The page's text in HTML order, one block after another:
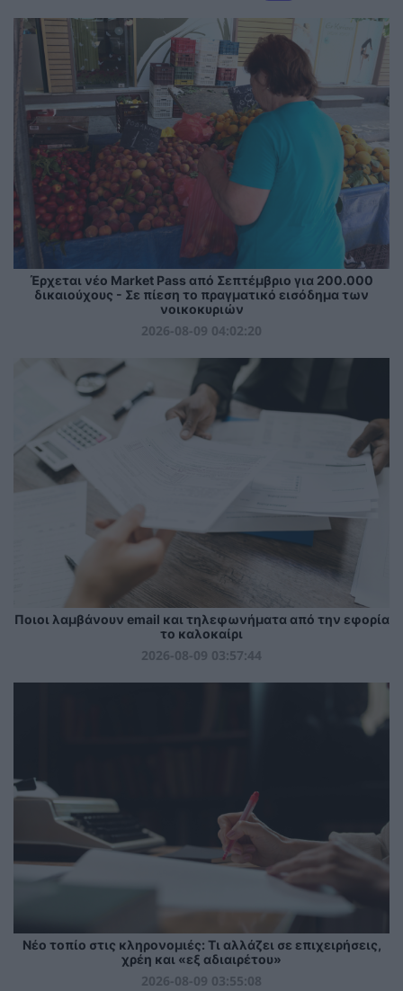
Έρχεται νέο Market Pass από Σεπτέμβριο για 200.000
δικαιούχους - Σε πίεση το πραγματικό εισόδημα των
νοικοκυριών
2026-08-09 04:02:20
Ποιοι λαμβάνουν email και τηλεφωνήματα από την εφορία
το καλοκαίρι
2026-08-09 03:57:44
Νέο τοπίο στις κληρονομιές: Τι αλλάζει σε επιχειρήσεις,
χρέη και «εξ αδιαιρέτου»
2026-08-09 03:55:08